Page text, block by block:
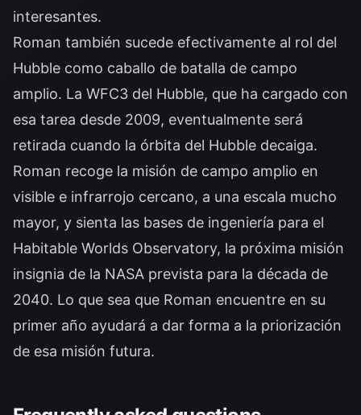
interesantes.
Roman también sucede efectivamente al rol del
Hubble como caballo de batalla de campo
amplio. La WFC3 del Hubble, que ha cargado con
esa tarea desde 2009, eventualmente será
retirada cuando la órbita del Hubble decaiga.
Roman recoge la misión de campo amplio en
visible e infrarrojo cercano, a una escala mucho
mayor, y sienta las bases de ingeniería para el
Habitable Worlds Observatory, la próxima misión
insignia de la NASA prevista para la década de
2040. Lo que sea que Roman encuentre en su
primer año ayudará a dar forma a la priorización
de esa misión futura.